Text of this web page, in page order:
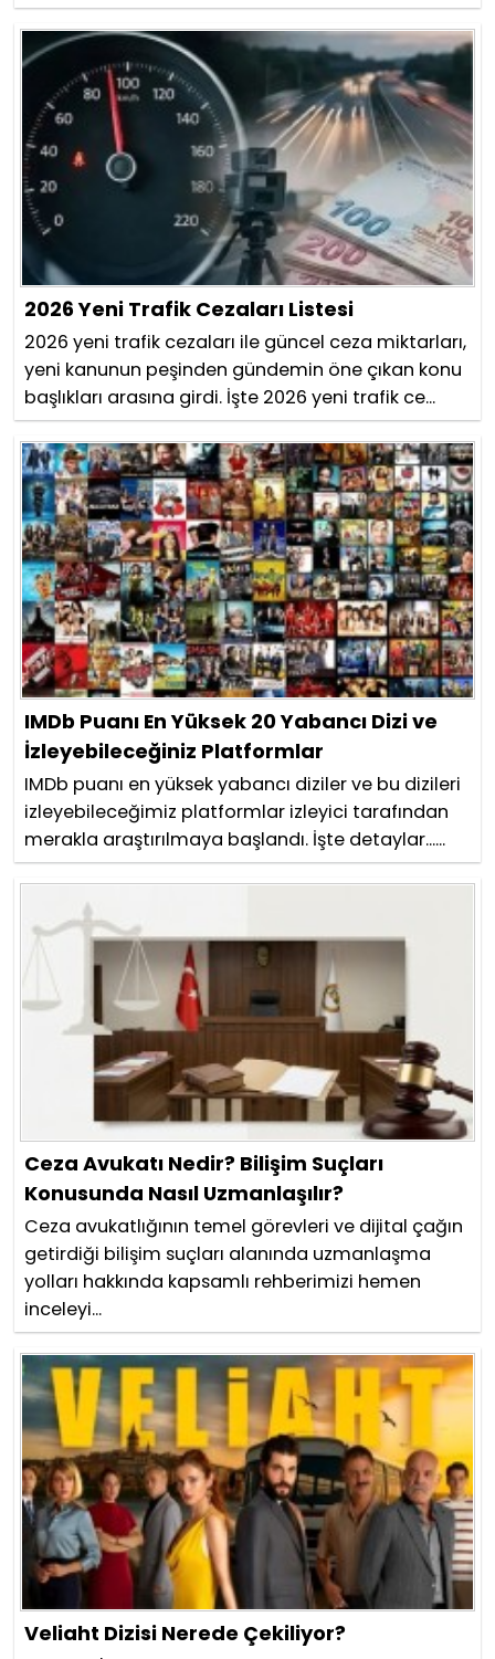
2026 Yeni Trafik Cezaları Listesi
2026 yeni trafik cezaları ile güncel ceza miktarları,
yeni kanunun peşinden gündemin öne çıkan konu
başlıkları arasına girdi. İşte 2026 yeni trafik ce...
IMDb Puanı En Yüksek 20 Yabancı Dizi ve
İzleyebileceğiniz Platformlar
IMDb puanı en yüksek yabancı diziler ve bu dizileri
izleyebileceğimiz platformlar izleyici tarafından
merakla araştırılmaya başlandı. İşte detaylar......
Ceza Avukatı Nedir? Bilişim Suçları
Konusunda Nasıl Uzmanlaşılır?
Ceza avukatlığının temel görevleri ve dijital çağın
getirdiği bilişim suçları alanında uzmanlaşma
yolları hakkında kapsamlı rehberimizi hemen
inceleyi...
Veliaht Dizisi Nerede Çekiliyor?